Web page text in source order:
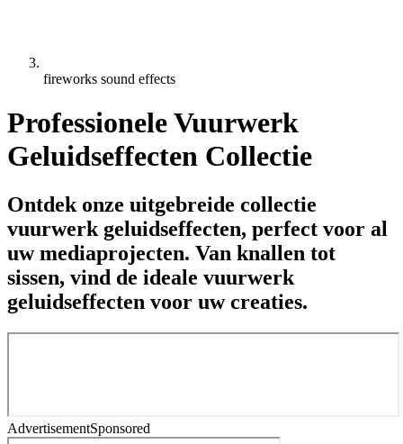
fireworks sound effects
Professionele Vuurwerk
Geluidseffecten Collectie
Ontdek onze uitgebreide collectie
vuurwerk geluidseffecten, perfect voor al
uw mediaprojecten. Van knallen tot
sissen, vind de ideale vuurwerk
geluidseffecten voor uw creaties.
AdvertisementSponsored